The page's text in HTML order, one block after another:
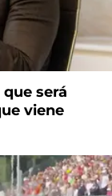
será
viene